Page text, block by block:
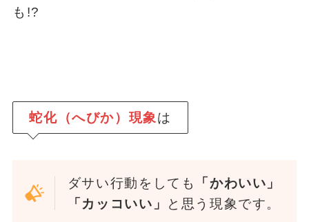
も!?
蛇化（へびか）現象 は
ダサい行動をしても
「かわいい」
「カッコいい」
と思う現象です。